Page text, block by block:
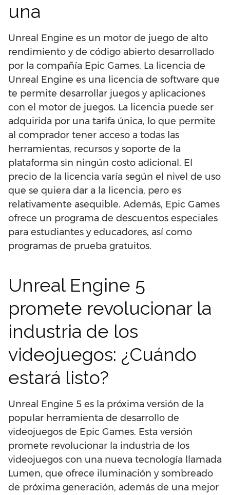
una
Unreal Engine es un motor de juego de alto
rendimiento y de código abierto desarrollado
por la compañía Epic Games. La licencia de
Unreal Engine es una licencia de software que
te permite desarrollar juegos y aplicaciones
con el motor de juegos. La licencia puede ser
adquirida por una tarifa única, lo que permite
al comprador tener acceso a todas las
herramientas, recursos y soporte de la
plataforma sin ningún costo adicional. El
precio de la licencia varía según el nivel de uso
que se quiera dar a la licencia, pero es
relativamente asequible. Además, Epic Games
ofrece un programa de descuentos especiales
para estudiantes y educadores, así como
programas de prueba gratuitos.
Unreal Engine 5
promete revolucionar la
industria de los
videojuegos: ¿Cuándo
estará listo?
Unreal Engine 5 es la próxima versión de la
popular herramienta de desarrollo de
videojuegos de Epic Games. Esta versión
promete revolucionar la industria de los
videojuegos con una nueva tecnología llamada
Lumen, que ofrece iluminación y sombreado
de próxima generación, además de una mejor